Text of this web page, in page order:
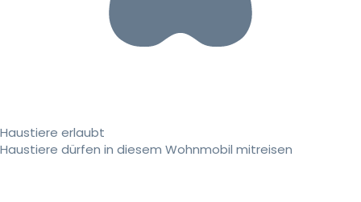
Haustiere erlaubt
Haustiere dürfen in diesem Wohnmobil mitreisen